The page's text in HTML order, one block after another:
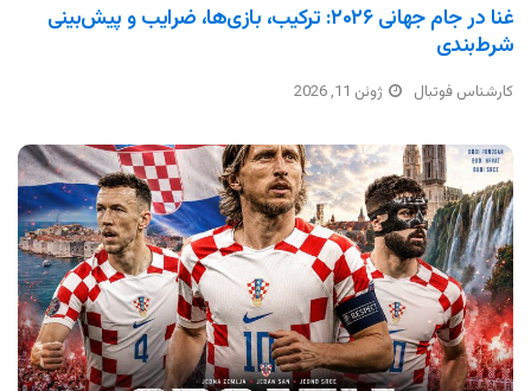
غنا در جام جهانی ۲۰۲۶: ترکیب، بازی‌ها، ضرایب و پیش‌بینی
شرط‌بندی
کارشناس فوتبال ژوئن 11, 2026